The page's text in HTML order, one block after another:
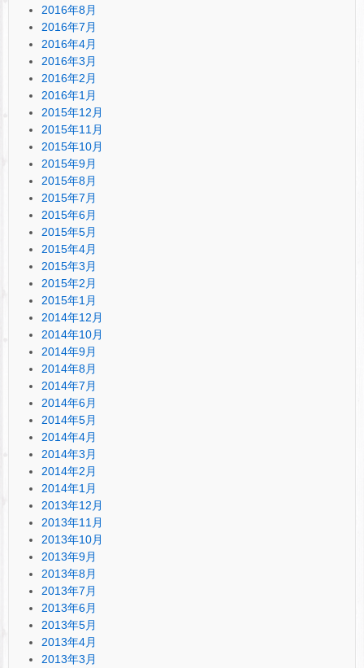
2016年8月
2016年7月
2016年4月
2016年3月
2016年2月
2016年1月
2015年12月
2015年11月
2015年10月
2015年9月
2015年8月
2015年7月
2015年6月
2015年5月
2015年4月
2015年3月
2015年2月
2015年1月
2014年12月
2014年10月
2014年9月
2014年8月
2014年7月
2014年6月
2014年5月
2014年4月
2014年3月
2014年2月
2014年1月
2013年12月
2013年11月
2013年10月
2013年9月
2013年8月
2013年7月
2013年6月
2013年5月
2013年4月
2013年3月